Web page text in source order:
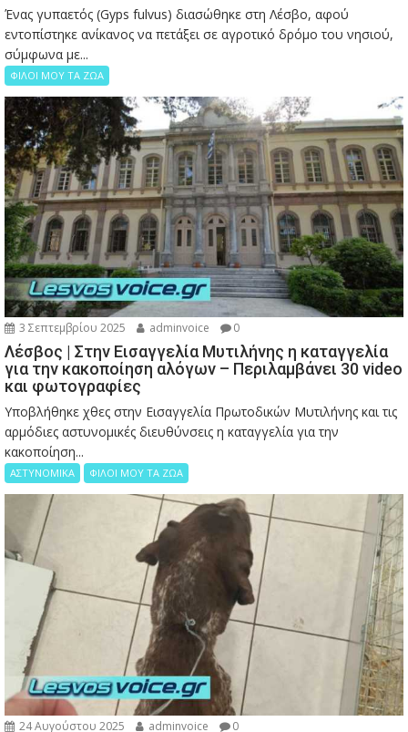
Ένας γυπαετός (Gyps fulvus) διασώθηκε στη Λέσβο, αφού
εντοπίστηκε ανίκανος να πετάξει σε αγροτικό δρόμο του νησιού,
σύμφωνα με...
ΦΙΛΟΙ ΜΟΥ ΤΑ ΖΩΑ
3 Σεπτεμβρίου 2025 adminvoice 0
Λέσβος | Στην Εισαγγελία Μυτιλήνης η καταγγελία
για την κακοποίηση αλόγων – Περιλαμβάνει 30 video
και φωτογραφίες
Υποβλήθηκε χθες στην Εισαγγελία Πρωτοδικών Μυτιλήνης και τις
αρμόδιες αστυνομικές διευθύνσεις η καταγγελία για την
κακοποίηση...
ΑΣΤΥΝΟΜΙΚΑ ΦΙΛΟΙ ΜΟΥ ΤΑ ΖΩΑ
24 Αυγούστου 2025 adminvoice 0